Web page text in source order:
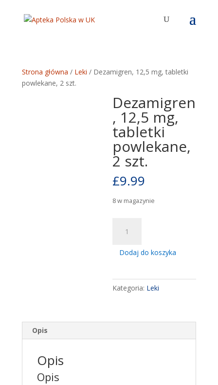
Strona główna / Leki / Dezamigren, 12,5 mg, tabletki
powlekane, 2 szt.
Dezamigren
, 12,5 mg,
tabletki
powlekane,
2 szt.
£9.99
8 w magazynie
Dezamigren,
mg,
powlekane,
2
Dodaj do koszyka
Kategoria: Leki
Opis
Opis
Opis